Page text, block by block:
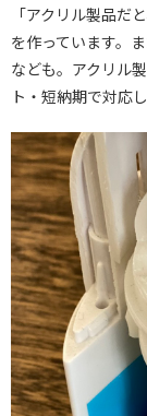
「アクリル製品だ
を作っています。
なども。アクリル
ト・短納期で対応